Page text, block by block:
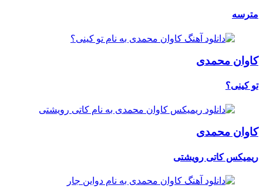
مترسه
کاوان محمدی
تو کینی؟
کاوان محمدی
ریمیکس کاتی رویشتی